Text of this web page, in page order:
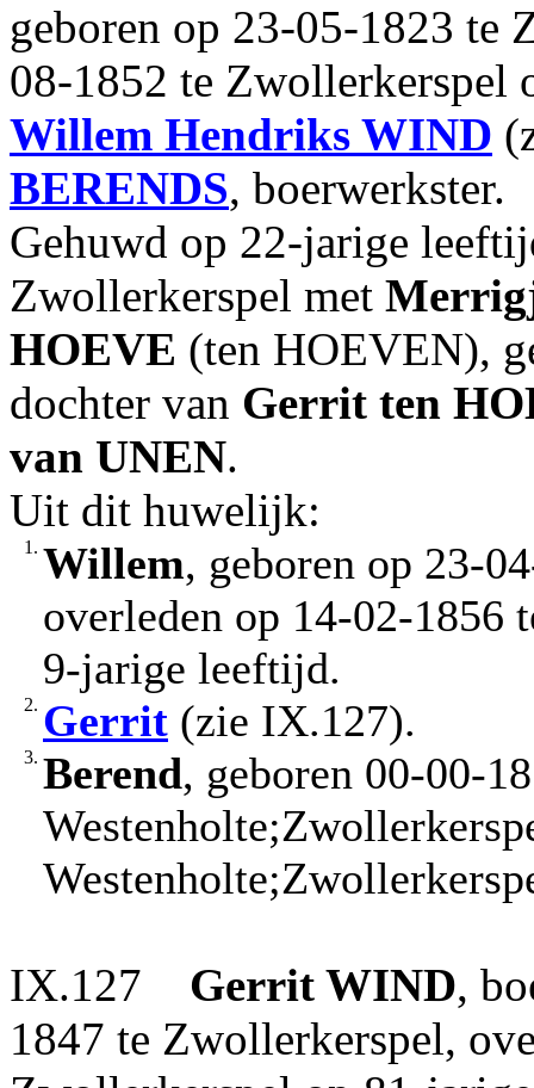
geboren op 23-05-1823 te
08-1852 te Zwollerkerspel
Willem Hendriks WIND
BERENDS, boerwerkster.
Gehuwd op 22-jarige
Zwollerkerspel met
HOEVE (ten HOEVEN),
dochter van Gerrit ten
van UNEN.
Uit dit huwelijk:
1. Willem, geboren op 23-
overleden op 14-02-1856
9-jarige leeftijd.
2. Gerrit (zie IX.127).
3. Berend, geboren 00-00-
IX.127 Gerrit WIND,
1847 te Zwollerkerspel,